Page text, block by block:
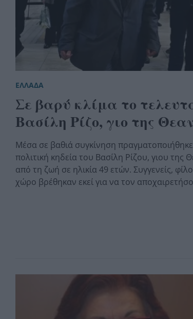
ΕΛΛΑΔΑ
Σε βαρύ κλίμα το
Βασίλη Ρίζο, γιο της
Μέσα σε βαθιά συγκίνηση
πολιτική κηδεία του Βασίλη Ρίζου, γιου
από τη ζωή σε ηλικία 49 ετών. Συγγενείς,
χώρο βρέθηκαν εκεί για να τον